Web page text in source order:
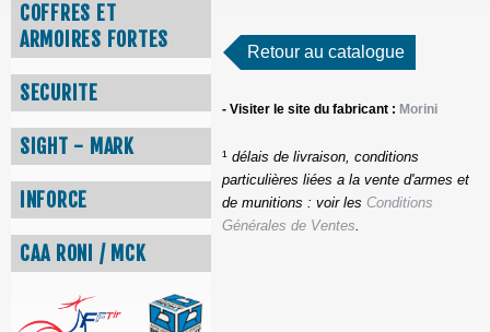
COFFRES ET
ARMOIRES FORTES
SECURITE
SIGHT - MARK
INFORCE
CAA RONI / MCK
Retour au catalogue
- Visiter le site du fabricant : Morini
¹ délais de livraison, conditions
particulières liées a la vente d'armes et
de munitions : voir les Conditions
Générales de Ventes.